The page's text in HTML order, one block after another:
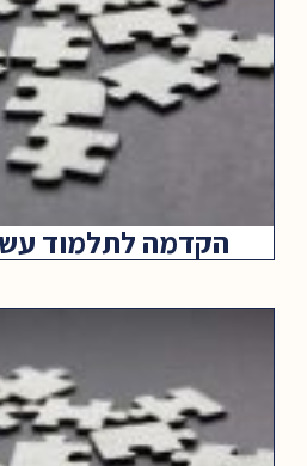
הקדמה לתלמוד עשר